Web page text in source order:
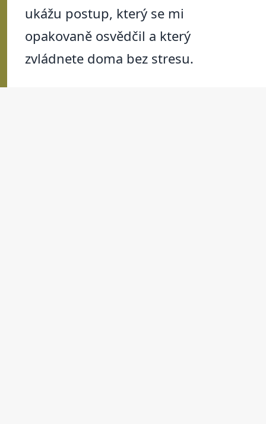
ukážu postup, který se mi
opakovaně osvědčil a který
zvládnete doma bez stresu.